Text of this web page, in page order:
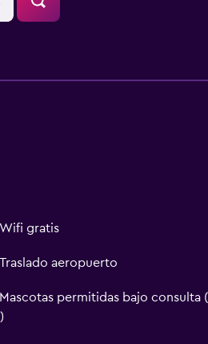
Wifi gratis
Traslado aeropuerto
Mascotas permitidas bajo consulta